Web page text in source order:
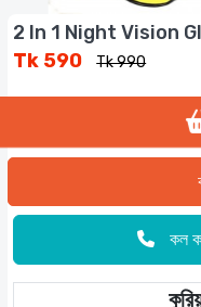
2 In 1 Night Vision
Tk 590
Tk 990
কল